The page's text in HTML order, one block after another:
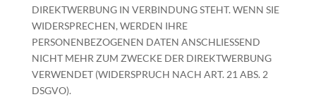
DIREKTWERBUNG IN VERBINDUNG STEHT. WENN SIE
WIDERSPRECHEN, WERDEN IHRE
PERSONENBEZOGENEN DATEN ANSCHLIESSEND
NICHT MEHR ZUM ZWECKE DER DIREKTWERBUNG
VERWENDET (WIDERSPRUCH NACH ART. 21 ABS. 2
DSGVO).